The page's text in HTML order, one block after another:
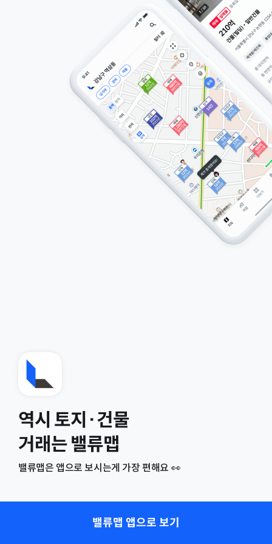
역시 토지·건물
거래는 밸류맵
밸류맵은 앱으로 보시는게 가장 편해요 👀
밸류맵 앱으로 보기